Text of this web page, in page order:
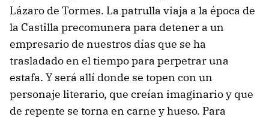
Lázaro de Tormes. La patrulla viaja a la época de
la Castilla precomunera para detener a un
empresario de nuestros días que se ha
trasladado en el tiempo para perpetrar una
estafa. Y será allí donde se topen con un
personaje literario, que creían imaginario y que
de repente se torna en carne y hueso. Para